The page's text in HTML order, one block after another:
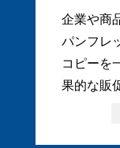
企業や商
パンフレ
コピーを
果的な販